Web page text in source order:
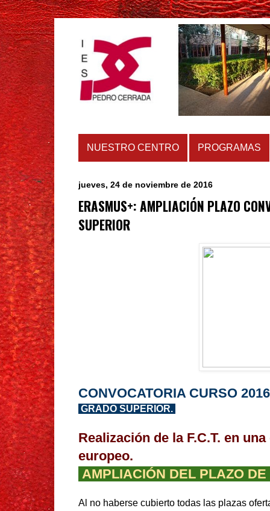
NUESTRO CENTRO PROGRAMAS
jueves, 24 de noviembre de 2016
ERASMUS+: AMPLIACIÓN PLAZO
SUPERIOR
CONVOCATORIA CURSO
GRADO SUPERIOR.
Realización de la F.C.T. en
europeo.
AMPLIACIÓN DEL PLAZO
Al no haberse cubierto todas las plazas